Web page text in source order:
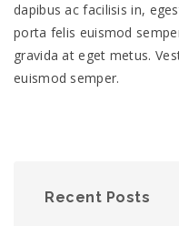
dapibus ac facilisis in,
porta felis euismod
gravida at eget metus.
euismod semper.
Recent Posts